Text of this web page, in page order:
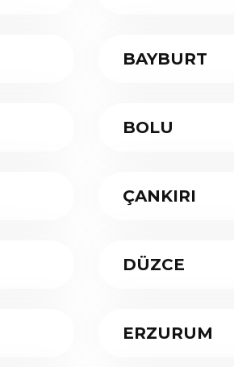
BAYBURT
BOLU
ÇANKIRI
DÜZCE
ERZURUM